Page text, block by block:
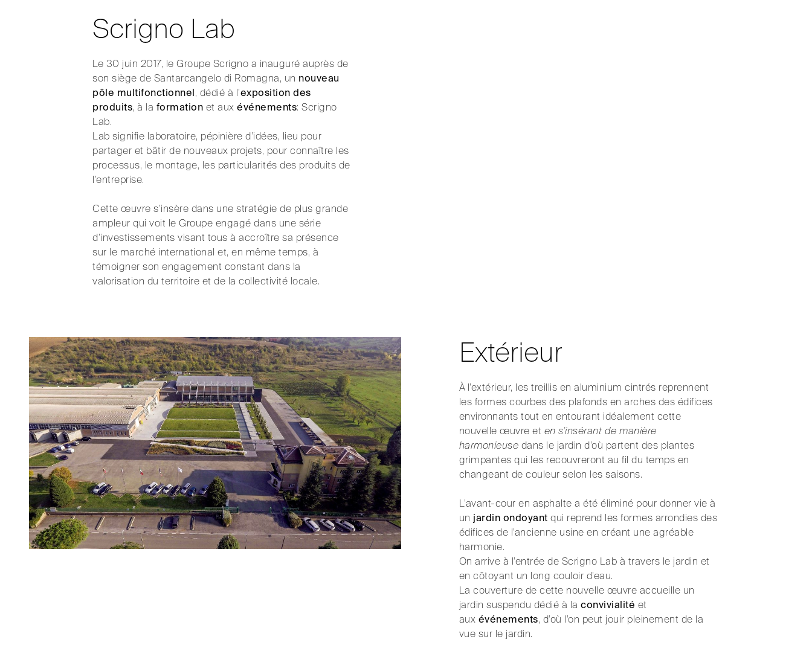
Scrigno Lab
Le 30 juin 2017, le Groupe Scrigno a inauguré auprès de
son siège de Santarcangelo di Romagna, un nouveau
pôle multifonctionnel, dédié à l’exposition des
produits, à la formation et auxévénements: Scrigno
Lab.
Lab signifie laboratoire, pépinière d’idées, lieu pour
partager et bâtir de nouveaux projets, pour connaître les
processus, le montage, les particularités des produits de
l’entreprise.
Cette œuvre s’insère dans une stratégie de plus grande
ampleur qui voit le Groupe engagé dans une série
d’investissements visant tous à accroître sa présence
sur le marché international et, en même temps, à
témoigner son engagement constant dans la
valorisation du territoire et de la collectivité locale.
Extérieur
À l’extérieur, les treillis en aluminium cintrés reprennent
les formes courbes des plafonds en arches des édifices
environnants tout en entourant idéalement cette
nouvelle œuvre et en s’insérant de manière
harmonieuse dans le jardin d’où partent des plantes
grimpantes qui les recouvreront au fil du temps en
changeant de couleur selon les saisons.
L’avant-cour en asphalte a été éliminé pour donner vie à
un jardin ondoyant qui reprend les formes arrondies des
édifices de l’ancienne usine en créant une agréable
harmonie.
On arrive à l’entrée de Scrigno Lab à travers le jardin et
en côtoyant un long couloir d’eau.
La couverture de cette nouvelle œuvre accueille un
jardin suspendu dédié à laconvivialité et
aux événements, d’où l’on peut jouir pleinement de la
vue sur le jardin.